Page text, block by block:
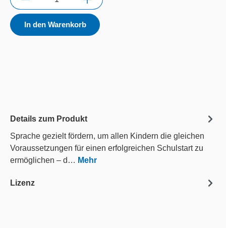
In den Warenkorb
Details zum Produkt
Sprache gezielt fördern, um allen Kindern die gleichen
Voraussetzungen für einen erfolgreichen Schulstart zu
ermöglichen – d… Mehr
Lizenz